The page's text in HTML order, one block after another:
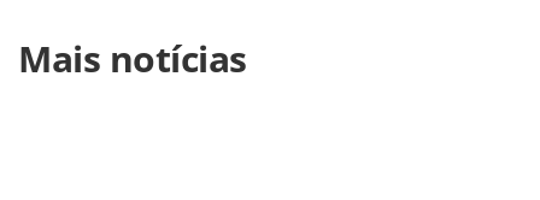
https://www.panrotas.com.br/noticia-
turismo/operadoras/2017/10/forma-turismo-inicia-
Mais notícias